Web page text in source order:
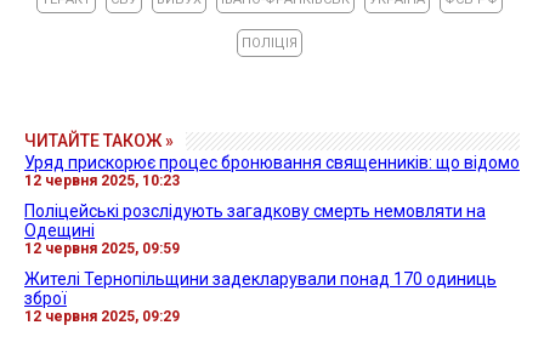
ПОЛІЦІЯ
ЧИТАЙТЕ ТАКОЖ »
Уряд прискорює процес бронювання священників: що відомо
12 червня 2025, 10:23
Поліцейські розслідують загадкову смерть немовляти на
Одещині
12 червня 2025, 09:59
Жителі Тернопільщини задекларували понад 170 одиниць
зброї
12 червня 2025, 09:29